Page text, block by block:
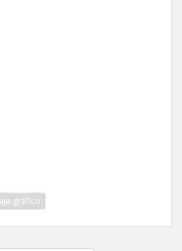
gráfico